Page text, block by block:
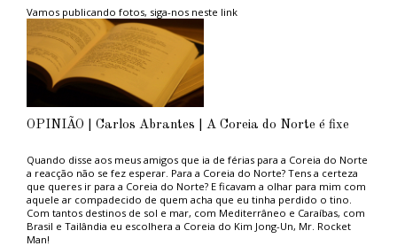
Vamos publicando fotos, siga-nos neste link
OPINIÃO | Carlos Abrantes | A Coreia do Norte é fixe
Quando disse aos meus amigos que ia de férias para a Coreia do Norte
a reacção não se fez esperar. Para a Coreia do Norte? Tens a certeza
que queres ir para a Coreia do Norte? E ficavam a olhar para mim com
aquele ar compadecido de quem acha que eu tinha perdido o tino.
Com tantos destinos de sol e mar, com Mediterrâneo e Caraíbas, com
Brasil e Tailândia eu escolhera a Coreia do Kim Jong-Un, Mr. Rocket
Man!